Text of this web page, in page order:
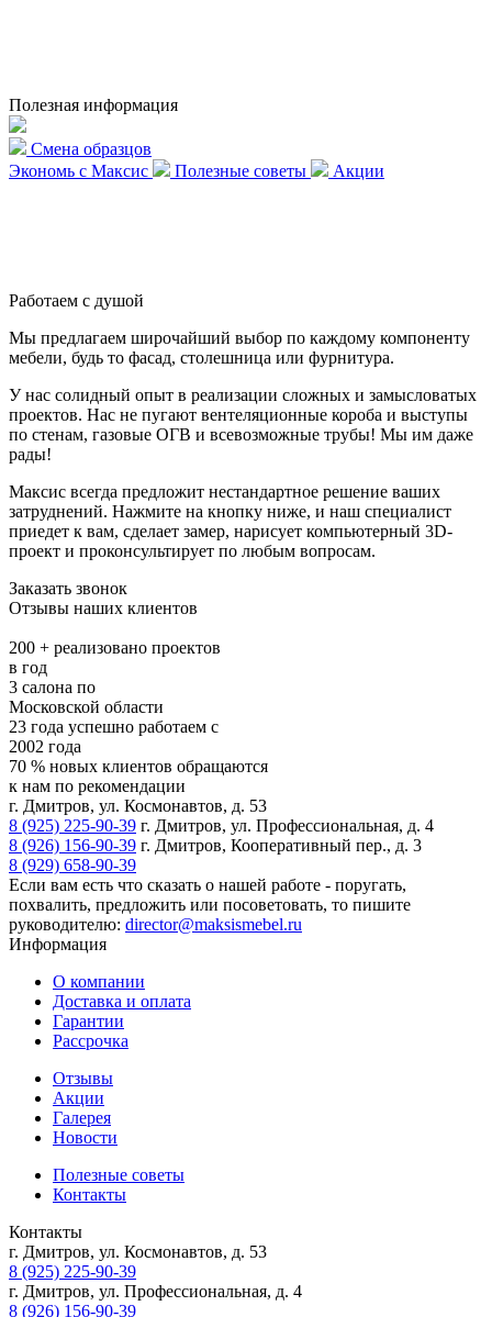
Полезная информация
Смена образцов
Экономь с Максис
Полезные советы Акции
Работаем с душой
Мы предлагаем широчайший выбор по каждому компоненту
мебели, будь то фасад, столешница или фурнитура.
У нас солидный опыт в реализации сложных и замысловатых
проектов. Нас не пугают вентеляционные короба и выступы
по стенам, газовые ОГВ и всевозможные трубы! Мы им даже
рады!
Максис всегда предложит нестандартное решение ваших
затруднений. Нажмите на кнопку ниже, и наш специалист
приедет к вам, сделает замер, нарисует компьютерный 3D-
проект и проконсультирует по любым вопросам.
Заказать звонок
Отзывы наших клиентов
200 + реализовано проектов
в год
3 салона по
Московской области
23 года успешно работаем с
2002 года
70 % новых клиентов обращаются
к нам по рекомендации
г. Дмитров, ул. Космонавтов, д. 53
8 (925) 225-90-39 г. Дмитров, ул. Профессиональная, д. 4
8 (926) 156-90-39 г. Дмитров, Кооперативный пер., д. 3
8 (929) 658-90-39
Если вам есть что сказать о нашей работе - поругать,
похвалить, предложить или посоветовать, то пишите
руководителю: director@maksismebel.ru
Информация
О компании
Доставка и оплата
Гарантии
Рассрочка
Отзывы
Акции
Галерея
Новости
Полезные советы
Контакты
Контакты
г. Дмитров, ул. Космонавтов, д. 53
8 (925) 225-90-39
г. Дмитров, ул. Профессиональная, д. 4
8 (926) 156-90-39